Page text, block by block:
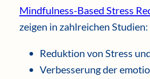
Mindfulness-Based Stress
zeigen in zahlreichen Studien:
Reduktion von Stress
Verbesserung der